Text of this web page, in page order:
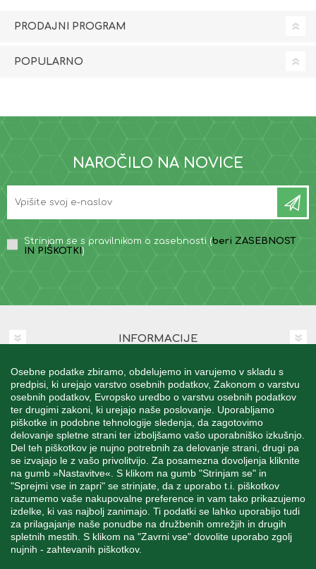
Osebne podatke zbiramo, obdelujemo in varujemo v skladu s
predpisi, ki urejajo varstvo osebnih podatkov, Zakonom o varstvu
osebnih podatkov, Evropsko uredbo o varstvu osebnih podatkov
ter drugimi zakoni, ki urejajo naše poslovanje. Uporabljamo
piškotke in podobne tehnologije sledenja, da zagotovimo
delovanje spletne strani ter izboljšamo vašo uporabniško izkušnjo.
Del teh piškotkov je nujno potrebnih za delovanje strani, drugi pa
se izvajajo le z vašo privolitvijo. Za posamezna dovoljenja kliknite
na gumb »Nastavitve«. S klikom na gumb "Strinjam se" in
"Sprejmi vse in zapri" se strinjate, da z uporabo t.i. piškotkov
razumemo vaše nakupovalne preference in vam tako prikazujemo
izdelke, ki vas najbolj zanimajo. Ti podatki se lahko uporabijo tudi
za prilagajanje naše ponudbe na družbenih omrežjih in drugih
spletnih mestih. S klikom na "Zavrni vse" dovolite uporabo zgolj
nujnih - zahtevanih piškotkov.
PRODAJNI PROGRAM
POPULARNO
NAROČILO NA NOVICE
Strinjam se s pravilnikom o zasebnosti (beri ZASEBNOST
IN PIŠKOTKI )
INFORMACIJE
MOJ RAČUN
STORITEV ZA STRANKE
SPREMLJAJTE NAS
Blatnica 8, 1236 Trzin